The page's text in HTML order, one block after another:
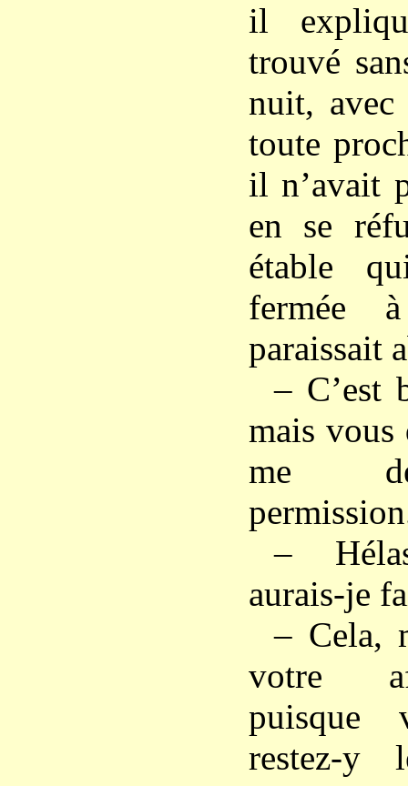
il
trouvé
nuit, avec
toute
il n’avait
en se
étable
fermée
paraissait
– C’est
mais vous
me
–
aurais-je
– Cela,
votre
puisque
restez-y